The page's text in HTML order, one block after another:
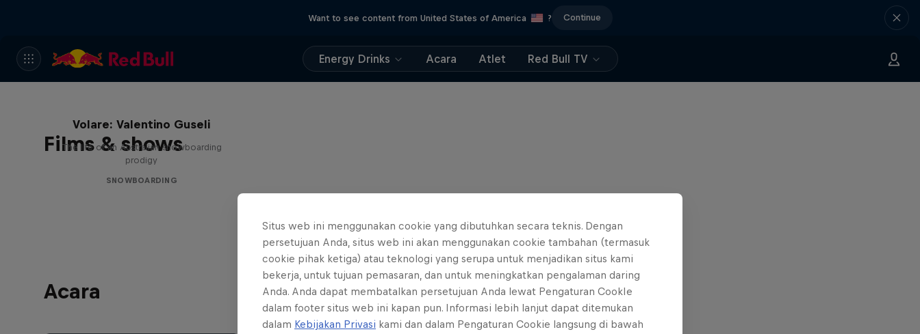
Want to see content from United States of America ? Continue
Energy Drinks Acara Atlet Red Bull TV
Films & shows
Volare: Valentino Guseli
The life of an Australian snowboarding
prodigy
SNOWBOARDING
Acara
Situs web ini menggunakan cookie yang dibutuhkan secara teknis. Dengan
persetujuan Anda, situs web ini akan menggunakan cookie tambahan (termasuk
cookie pihak ketiga) atau teknologi yang serupa untuk menjadikan situs kami
bekerja, untuk tujuan pemasaran, dan untuk meningkatkan pengalaman daring
Anda. Anda dapat membatalkan persetujuan Anda lewat Pengaturan CookIe
dalam footer situs web ini kapan pun. Informasi lebih lanjut dapat ditemukan
dalam Kebijakan Privasi kami dan dalam Pengaturan Cookie langsung di bawah